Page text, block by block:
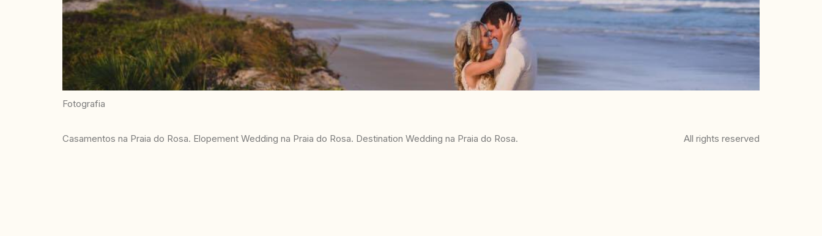
Fotografia
Casamentos na Praia do Rosa. Elopement Wedding na Praia do Rosa. Destination Wedding na Praia do Rosa. All rights reserved